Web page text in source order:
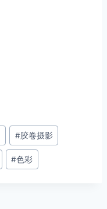
#胶卷摄影
#色彩